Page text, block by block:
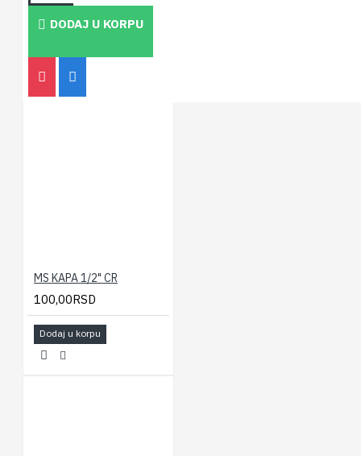
DODAJ U KORPU
MS KAPA 1/2" CR
100,00RSD
Dodaj u korpu